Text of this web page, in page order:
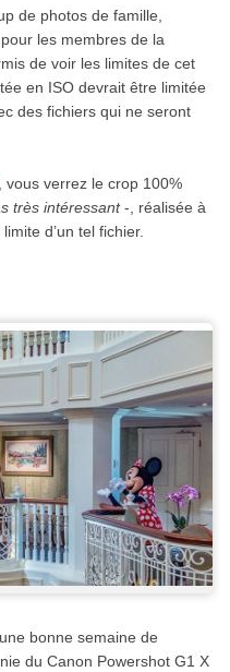
de photos de famille,
les membres de la
de voir les limites de cet
en ISO devrait être limitée
des fichiers qui ne seront
, vous verrez le crop 100%
très intéressant-, réalisée à
d’un tel fichier.
bonne semaine de
du Canon Powershot G1 X